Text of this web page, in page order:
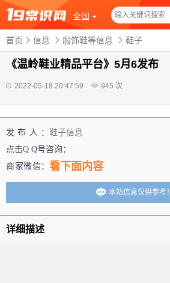
全国
首页 信息 服饰鞋等信息 鞋子
《温岭鞋业精品平台》5月6发布
2022-05-18 20:47:59 945 次
发布人： 鞋子信息
点击Q Q号咨询：
商家微信： 看下面内容
本站信息仅供参考！
详细描述